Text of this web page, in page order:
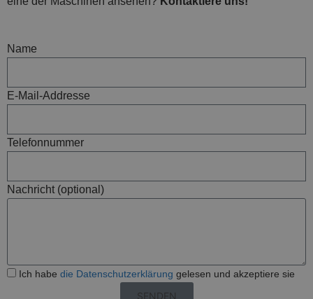
Name
E-Mail-Addresse
Telefonnummer
Nachricht (optional)
Ich habe die Datenschutzerklärung gelesen und akzeptiere sie
SENDEN